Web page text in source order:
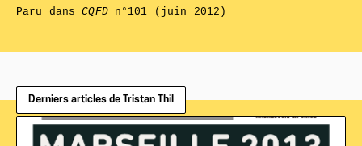
Paru dansCQFDn°101 (juin 2012)
Derniers articles de Tristan Thil